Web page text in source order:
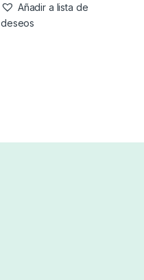
Añadir a lista de
deseos